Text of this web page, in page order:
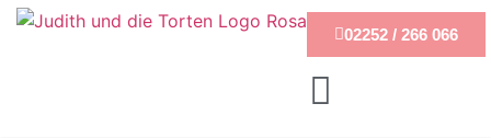
02252 / 266 066